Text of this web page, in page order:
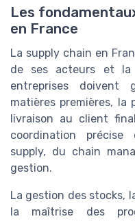
Les
en France
La supply chain en
de ses acteurs et la
entreprises doivent
matières premières,
livraison au client
coordination
supply, du chain
gestion.
La gestion des stocks,
la maîtrise des